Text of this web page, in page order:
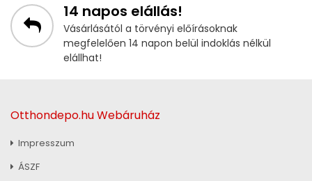
14 napos elállás!
Vásárlásától a törvényi előírásoknak
megfelelően 14 napon belül indoklás nélkül
elállhat!
Otthondepo.hu Webáruház
Impresszum
ÁSZF